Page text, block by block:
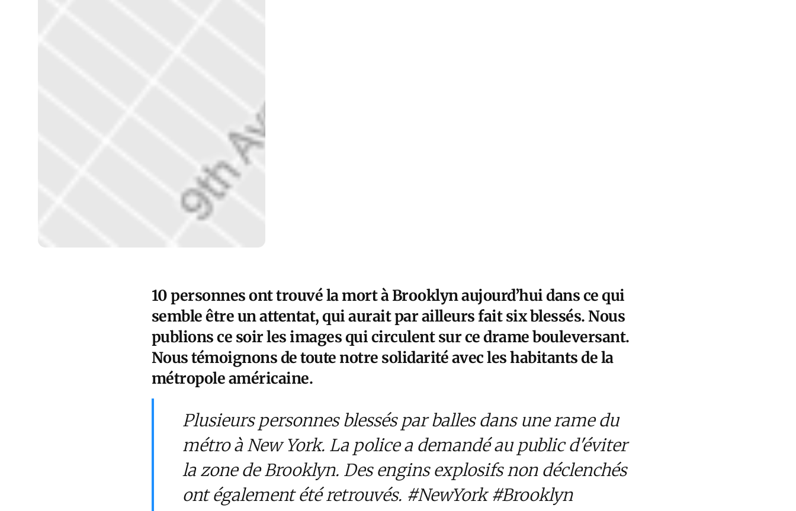
10 personnes ont trouvé la mort à Brooklyn aujourd’hui dans ce qui
semble être un attentat, qui aurait par ailleurs fait six blessés. Nous
publions ce soir les images qui circulent sur ce drame bouleversant.
Nous témoignons de toute notre solidarité avec les habitants de la
métropole américaine.
Plusieurs personnes blessés par balles dans une rame du
métro à New York. La police a demandé au public d'éviter
la zone de Brooklyn. Des engins explosifs non déclenchés
ont également été retrouvés. #NewYork #Brooklyn